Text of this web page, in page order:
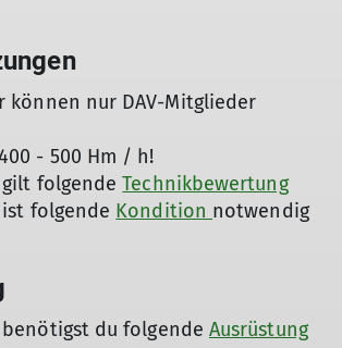
können nur DAV-Mitglieder
- 500 Hm / h!
gilt folgendeTechnikbewertung
ist folgende Kondition notwendig
benötigst du folgende Ausrüstung